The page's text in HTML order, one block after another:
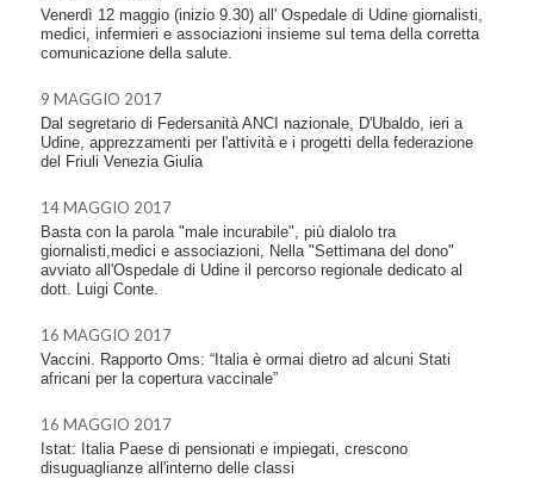
Venerdì 12 maggio (inizio 9.30) all' Ospedale di Udine giornalisti,
medici, infermieri e associazioni insieme sul tema della corretta
comunicazione della salute.
9 MAGGIO 2017
Dal segretario di Federsanità ANCI nazionale, D'Ubaldo, ieri a
Udine, apprezzamenti per l'attività e i progetti della federazione
del Friuli Venezia Giulia
14 MAGGIO 2017
Basta con la parola "male incurabile", più dialolo tra
giornalisti,medici e associazioni, Nella "Settimana del dono"
avviato all'Ospedale di Udine il percorso regionale dedicato al
dott. Luigi Conte.
16 MAGGIO 2017
Vaccini. Rapporto Oms: “Italia è ormai dietro ad alcuni Stati
africani per la copertura vaccinale”
16 MAGGIO 2017
Istat: Italia Paese di pensionati e impiegati, crescono
disuguaglianze all'interno delle classi